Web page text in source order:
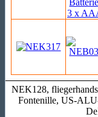
NEK128,
Fontenille, US-